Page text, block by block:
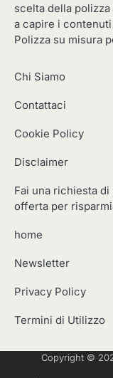
scelta della
a capire i
Polizza su misura
Chi Siamo
Contattaci
Cookie Policy
Disclaimer
Fai una richiesta
offerta per
home
Newsletter
Privacy Policy
Termini di Utilizzo
Copyright ©